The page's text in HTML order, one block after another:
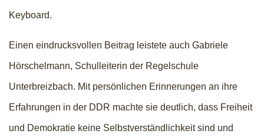
Keyboard.
Einen eindrucksvollen Beitrag leistete auch Gabriele
Hörschelmann, Schulleiterin der Regelschule
Unterbreizbach. Mit persönlichen Erinnerungen an ihre
Erfahrungen in der DDR machte sie deutlich, dass Freiheit
und Demokratie keine Selbstverständlichkeit sind und